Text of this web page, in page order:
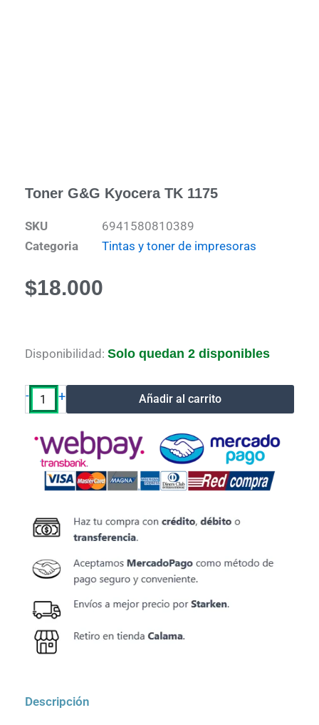
Toner G&G Kyocera TK 1175
SKU
6941580810389
Categoria
Tintas y toner de impresoras
$18.000
Disponibilidad: Solo quedan 2 disponibles
-
Toner
G&G
TK
1175
+ Añadir al carrito
Descripción